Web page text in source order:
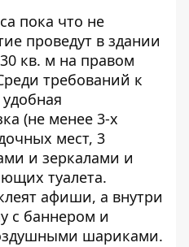
пока что не
проведут в здании
кв. м на правом
требований к
(не менее 3-х
мест, 3
и зеркалами и
туалета.
афиши, а внутри
с баннером и
шариками.